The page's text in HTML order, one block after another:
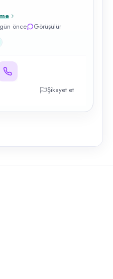
önce Görüşülür
Şikayet et